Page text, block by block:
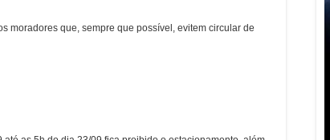
moradores que, sempre que possível, evitem circular de